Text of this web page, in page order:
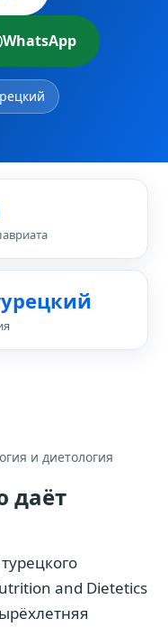
WhatsApp
и диетология
даёт
and Dietetics